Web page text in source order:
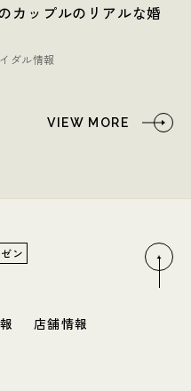
カップルのリアルな婚
ダル情報
VIEW MORE
ン
店舗情報